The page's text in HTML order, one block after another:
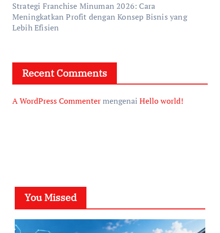
Strategi Franchise Minuman 2026: Cara
Meningkatkan Profit dengan Konsep Bisnis yang
Lebih Efisien
Recent Comments
A WordPress Commentermengenai Hello world!
You Missed